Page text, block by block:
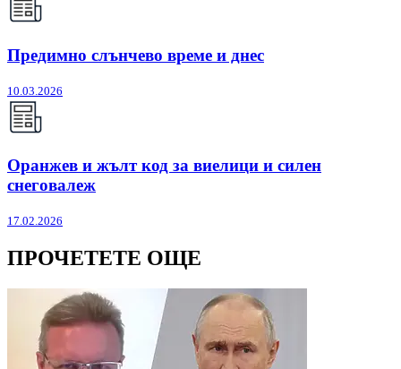
Предимно слънчево време и днес
10.03.2026
Оранжев и жълт код за виелици и силен
снеговалеж
17.02.2026
ПРОЧЕТЕТЕ ОЩЕ